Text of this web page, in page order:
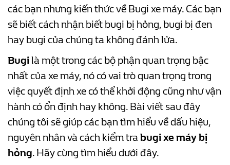
các bạn nhưng kiến thức về Bugi xe máy. Các bạn
sẽ biết cách nhận biết bugi bị hỏng, bugi bị đen
hay bugi của chúng ta không đánh lửa.
Bugilà một trong các bộ phận quan trọng bậc
nhất của xe máy, nó có vai trò quan trọng trong
việc quyết định xe có thể khởi động cũng như vận
hành có ổn định hay không. Bài viết sau đây
chúng tôi sẽ giúp các bạn tìm hiểu về dấu hiệu,
nguyên nhân và cách kiểm tra bugi xe máy bị
hỏng. Hãy cùng tìm hiểu dưới đây.